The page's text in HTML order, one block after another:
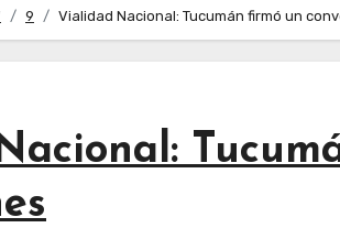
9 Vialidad Nacional: Tucumán firmó un